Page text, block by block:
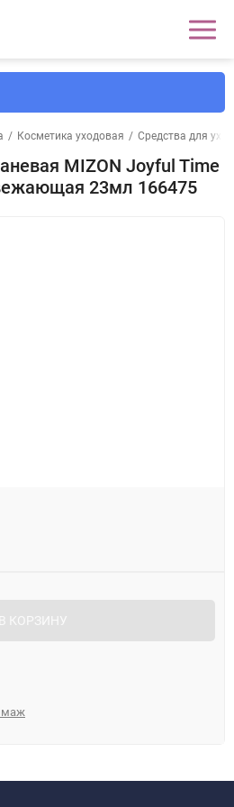
/ Косметика уходовая / Средства для
MIZON Joyful Time
23мл 166475
В КОРЗИНУ